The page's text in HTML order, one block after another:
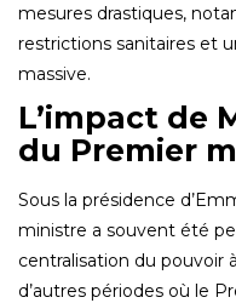
mesures drastiques,
restrictions sanitaires et
massive.
L’impact de
du Premier
Sous la présidence
ministre a souvent été
centralisation du pouvoir
d’autres périodes où le